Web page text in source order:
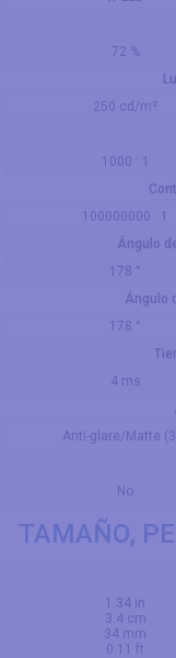
72 %
250 cd/m²
1000 : 1
100000000 : 1
Ángulo
178 °
Ángulo
178 °
4 ms
Anti-glare/Matte
No
TAMAÑO,
1.34 in
3.4 cm
34 mm
0.11 ft